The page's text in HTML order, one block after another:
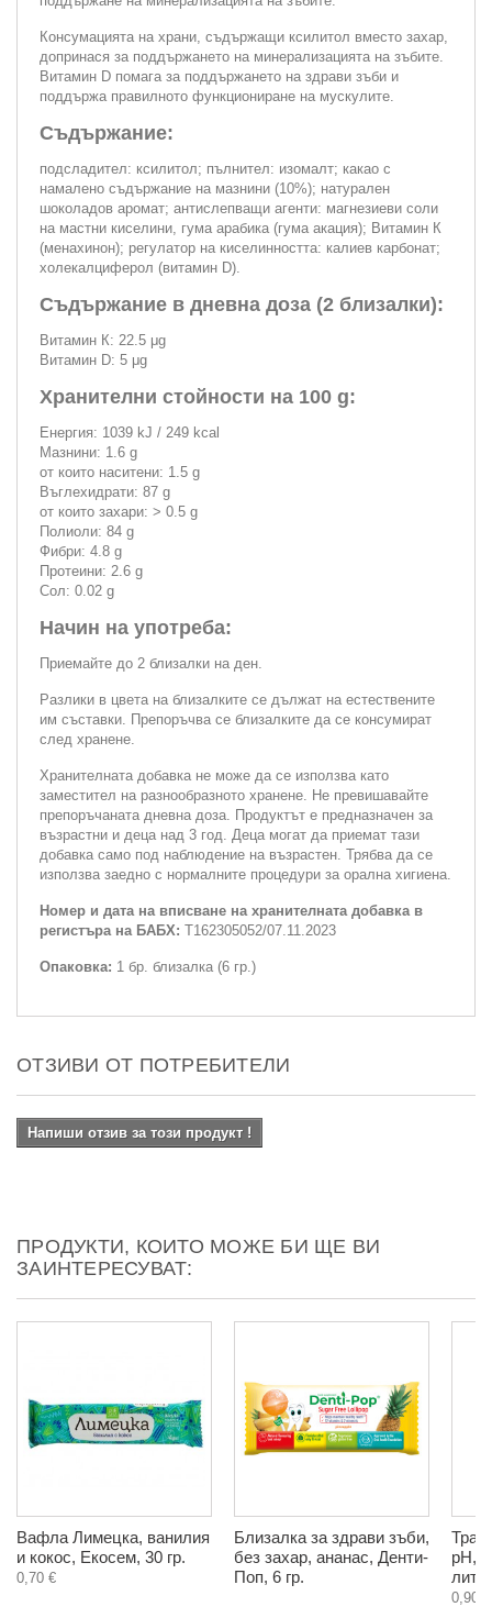
Консумацията на храни, съдържащи ксилитол вместо захар,
допринася за поддържането на минерализацията на зъбите.
Витамин D помага за поддържането на здрави зъби и
поддържа правилното функциониране на мускулите.
Съдържание:
подсладител: ксилитол; пълнител: изомалт; какао с
намалено съдържание на мазнини (10%); натурален
шоколадов аромат; антислепващи агенти: магнезиеви соли
на мастни киселини, гума арабика (гума акация); Витамин К
(менахинон); регулатор на киселинността: калиев карбонат;
холекалциферол (витамин D).
Съдържание в дневна доза (2 близалки):
Витамин К: 22.5 μg
Витамин D: 5 μg
Хранителни стойности на 100 g:
Енергия: 1039 kJ / 249 kcal
Мазнини: 1.6 g
от които наситени: 1.5 g
Въглехидрати: 87 g
от които захари: > 0.5 g
Полиоли: 84 g
Фибри: 4.8 g
Протеини: 2.6 g
Сол: 0.02 g
Начин на употреба:
Приемайте до 2 близалки на ден.
Разлики в цвета на близалките се дължат на естествените
им съставки. Препоръчва се близалките да се консумират
след хранене.
Хранителната добавка не може да се използва като
заместител на разнообразното хранене. Не превишавайте
препоръчаната дневна доза. Продуктът е предназначен за
възрастни и деца над 3 год. Деца могат да приемат тази
добавка само под наблюдение на възрастен. Трябва да се
използва заедно с нормалните процедури за орална хигиена.
Номер и дата на вписване на хранителната добавка в
регистъра на БАБХ: Т162305052/07.11.2023
Опаковка: 1 бр. близалка (6 гр.)
ОТЗИВИ ОТ ПОТРЕБИТЕЛИ
Напиши отзив за този продукт !
ПРОДУКТИ, КОИТО МОЖЕ БИ ЩЕ ВИ
ЗАИНТЕРЕСУВАТ:
Вафла Лимецка, ванилия
и кокос, Екосем, 30 гр.
0,70 €
Близалка за здрави зъби,
без захар, ананас, Денти-
Поп, 6 гр.
pH,
0,90 €